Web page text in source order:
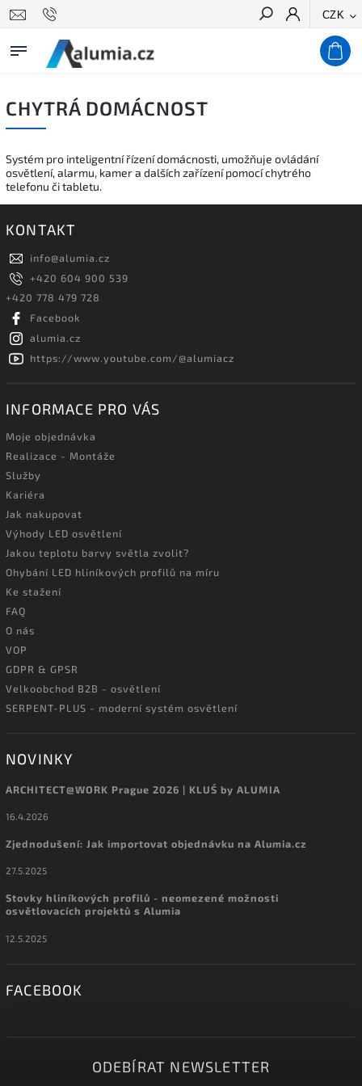
CZK
Hledat
CHYTRÁ DOMÁCNOST
Systém pro inteligentní řízení domácnosti, umožňuje ovládání
osvětlení, alarmu, kamer a dalších zařízení pomocí chytrého
telefonu či tabletu.
KONTAKT
info@alumia.cz
+420 604 900 539
+420 778 479 728
Facebook
alumia.cz
https://www.youtube.com/@alumiacz
INFORMACE PRO VÁS
Moje objednávka
Realizace - Montáže
Služby
Kariéra
Jak nakupovat
Výhody LED osvětlení
Jakou teplotu barvy světla zvolit?
Ohybání LED hliníkových profilů na míru
Ke stažení
FAQ
O nás
VOP
GDPR & GPSR
Velkoobchod B2B - osvětlení
SERPENT-PLUS - moderní systém osvětlení
NOVINKY
ARCHITECT@WORK Prague 2026 | KLUŚ by ALUMIA
16.4.2026
Zjednodušení: Jak importovat objednávku na Alumia.cz
27.5.2025
Stovky hliníkových profilů - neomezené možnosti
osvětlovacích projektů s Alumia
12.5.2025
FACEBOOK
ODEBÍRAT NEWSLETTER